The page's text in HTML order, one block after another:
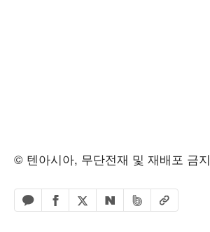
© 텐아시아, 무단전재 및 재배포 금지
카카오톡 공유하기
페이스북 공유하기
엑스 공유하기
네이버 공유하기
밴드 공유하기
URL복사